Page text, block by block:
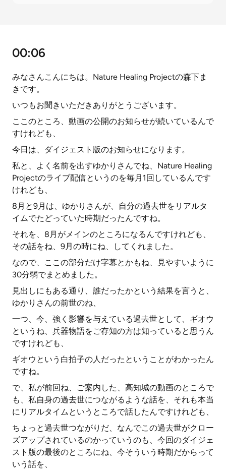
00:06
みなさんこんにちは。Nature Healing Projectの森下ま
きです。
いつもお聞きいただきありがとうございます。
ここのところ、動画の公開のお知らせが続いているんで
すけれども、
今日は、ダイジェスト版のお知らせになります。
私と、よく名前を出すゆかりさんでね、Nature Healing
Projectのライブ配信というのを毎月1回しているんです
けれども、
8月と9月は、ゆかりさんが、自分の過去世をリアルタ
イムでたどっていた時期だったんですね。
それを、8月がメインのところになるんですけれども、
その話をね、9月の時にね、してくれました。
なので、ここの部分だけ字幕とかもね、見やすいように
30分弱でまとめました。
見出しにもある通り、誰だったかという結果を言うと、
ゆかりさんの前世のね、
一つ、今、強く影響を与えている過去世として、ギオウ
というね、兵器物語をご存知の方は知っていると思うん
ですけれども、
ギオウという白拍子の人だったということがわかったん
ですね。
で、私が前回ね、ご案内した、高知城の動画のところで
も、私自身の過去世につながるような話を、それも本当
にリアルタイムというところで話したんですけれども、
ちょっと過去世つながりだ、なんでこの過去世がクロー
ズアップされているのかっていうのも、今回のダイジェ
スト版の最後のところにね、今そういう時期だからって
いう話を、